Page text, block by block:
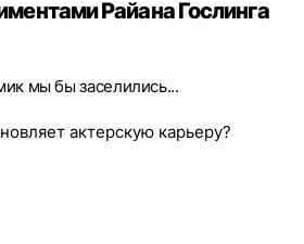
Райана Гослинга
мы бы заселились...